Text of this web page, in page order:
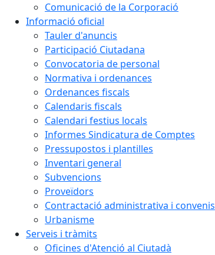
Comunicació de la Corporació
Informació oficial
Tauler d'anuncis
Participació Ciutadana
Convocatoria de personal
Normativa i ordenances
Ordenances fiscals
Calendaris fiscals
Calendari festius locals
Informes Sindicatura de Comptes
Pressupostos i plantilles
Inventari general
Subvencions
Proveïdors
Contractació administrativa i convenis
Urbanisme
Serveis i tràmits
Oficines d'Atenció al Ciutadà